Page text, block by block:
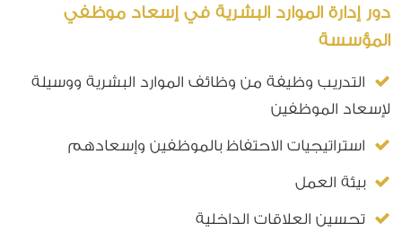
دور إدارة الموارد البشرية في إسعاد موظفي
المؤسسة
التدريب وظيفة من وظائف الموارد البشرية ووسيلة
لإسعاد الموظفين
استراتيجيات الاحتفاظ بالموظفين وإسعادهم
بيئة العمل
تحسين العلاقات الداخلية